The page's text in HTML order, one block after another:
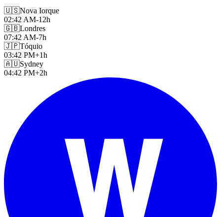
🇺🇸Nova Iorque
02:42 AM-12h
🇬🇧Londres
07:42 AM-7h
🇯🇵Tóquio
03:42 PM+1h
🇦🇺Sydney
04:42 PM+2h